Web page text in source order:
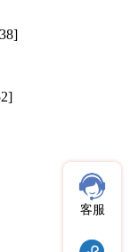
客服